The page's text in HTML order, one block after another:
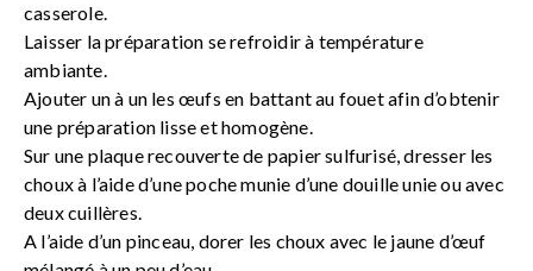
casserole.
Laisser la préparation se refroidir à température
ambiante.
Ajouter un à un les œufs en battant au fouet afin d’obtenir
une préparation lisse et homogène.
Sur une plaque recouverte de papier sulfurisé, dresser les
choux à l’aide d’une poche munie d’une douille unie ou avec
deux cuillères.
A l’aide d’un pinceau, dorer les choux avec le jaune d’œuf